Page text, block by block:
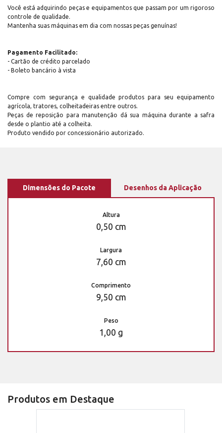
Você está adquirindo peças e equipamentos que passam por um rigoroso
controle de qualidade.
Mantenha suas máquinas em dia com nossas peças genuínas!
Pagamento Facilitado:
- Cartão de crédito parcelado
- Boleto bancário à vista
Compre com segurança e qualidade produtos para seu equipamento
agrícola, tratores, colheitadeiras entre outros.
Peças de reposição para manutenção dá sua máquina durante a safra
desde o plantio até a colheita.
Produto vendido por concessionário autorizado.
Dimensões do Pacote Desenhos da Aplicação
Altura
0,50 cm
Largura
7,60 cm
Comprimento
9,50 cm
Peso
1,00 g
Produtos em Destaque